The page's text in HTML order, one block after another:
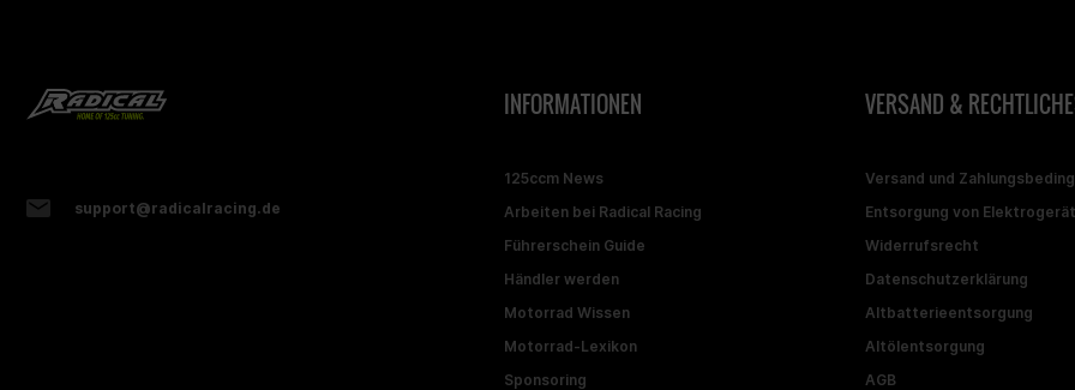
support@radicalracing.de
INFORMATIONEN
125ccm News
Arbeiten bei Radical Racing
Führerschein Guide
Händler werden
Motorrad Wissen
Motorrad-Lexikon
Sponsoring
VERSAND &
Versand und
Entsorgung von
Widerrufsrecht
Datenschutzerklärung
Altbatterieentsorgung
Altölentsorgung
AGB